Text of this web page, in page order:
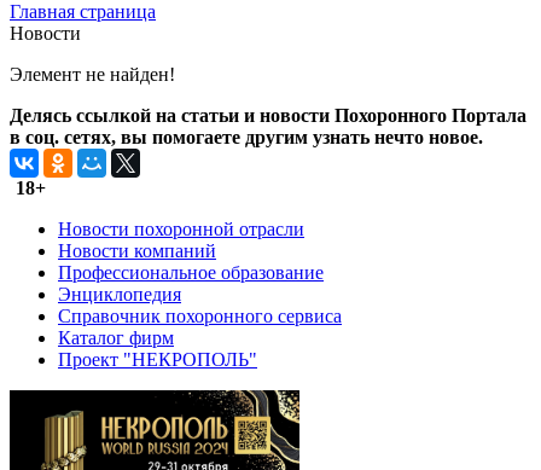
Главная страница
Новости
Элемент не найден!
Делясь ссылкой на статьи и новости Похоронного Портала
в соц. сетях, вы помогаете другим узнать нечто новое.
18+
Новости похоронной отрасли
Новости компаний
Профессиональное образование
Энциклопедия
Справочник похоронного сервиса
Каталог фирм
Проект "НЕКРОПОЛЬ"